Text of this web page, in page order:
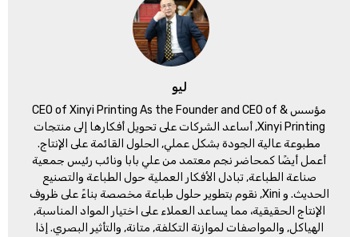
ليو
مؤسس &CEO of Xinyi Printing As the Founder and CEO of
Xinyi Printing, أساعد الشركات على تحويل أفكارها إلى منتجات
مطبوعة عالية الجودة بشكل عملي, الحلول القائمة على الإنتاج.
أعمل أيضًا كمحاضر نجم معتمد من علي بابا ونائب رئيس جمعية
صناعة الطباعة, تبادل الأفكار العملية حول الطباعة والتصنيع
الحديث. و Xini, نقوم بتطوير حلول طباعة مخصصة بناءً على ظروف
الإنتاج الحقيقية، مما يساعد العملاء على اختيار المواد المناسبة,
الهياكل, والمواصفات لموازنة التكلفة, متانة, والتأثير البصري. إذا